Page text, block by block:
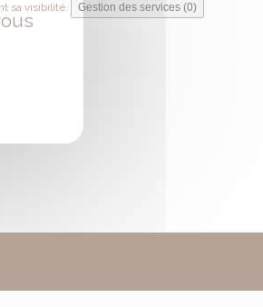
sa visibilité.
Gestion des services (0)